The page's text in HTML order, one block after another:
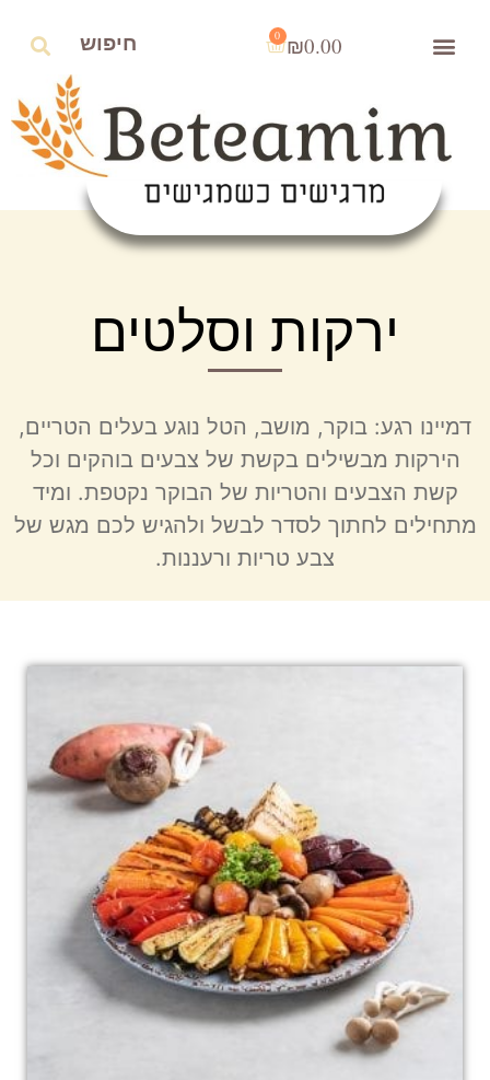
₪0.00
0
ירקות וסלטים
דמיינו רגע: בוקר, מושב, הטל נוגע בעלים הטריים,
הירקות מבשילים בקשת של צבעים בוהקים וכל
קשת הצבעים והטריות של הבוקר נקטפת. ומיד
מתחילים לחתוך לסדר לבשל ולהגיש לכם מגש של
צבע טריות ורעננות.